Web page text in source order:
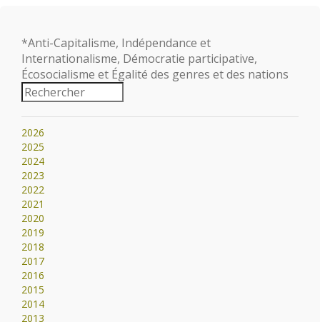
*Anti-Capitalisme, Indépendance et
Internationalisme, Démocratie participative,
Écosocialisme et Égalité des genres et des nations
2026
2025
2024
2023
2022
2021
2020
2019
2018
2017
2016
2015
2014
2013